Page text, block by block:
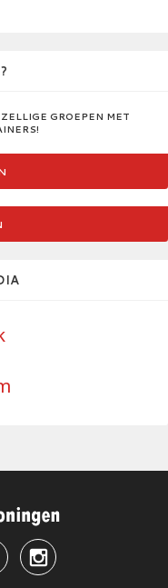
GROEPEN MET